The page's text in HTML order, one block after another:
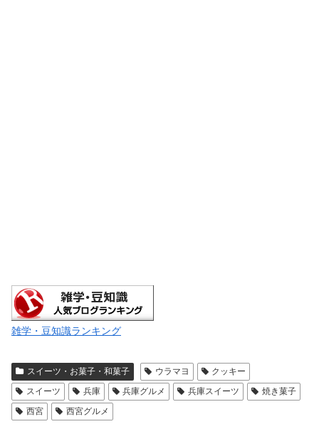
雑学・豆知識ランキング
スイーツ・お菓子・和菓子 ウラマヨ
クッキー
スイーツ
兵庫 兵庫グルメ 兵庫スイーツ
焼き菓子
西宮
西宮グルメ